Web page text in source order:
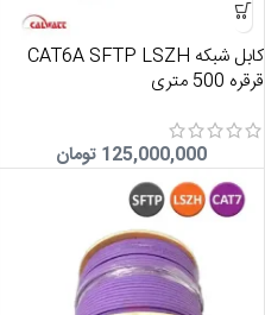
کابل شبکه CAT6A SFTP LSZH
قرقره 500 متری
125,000,000 تومان